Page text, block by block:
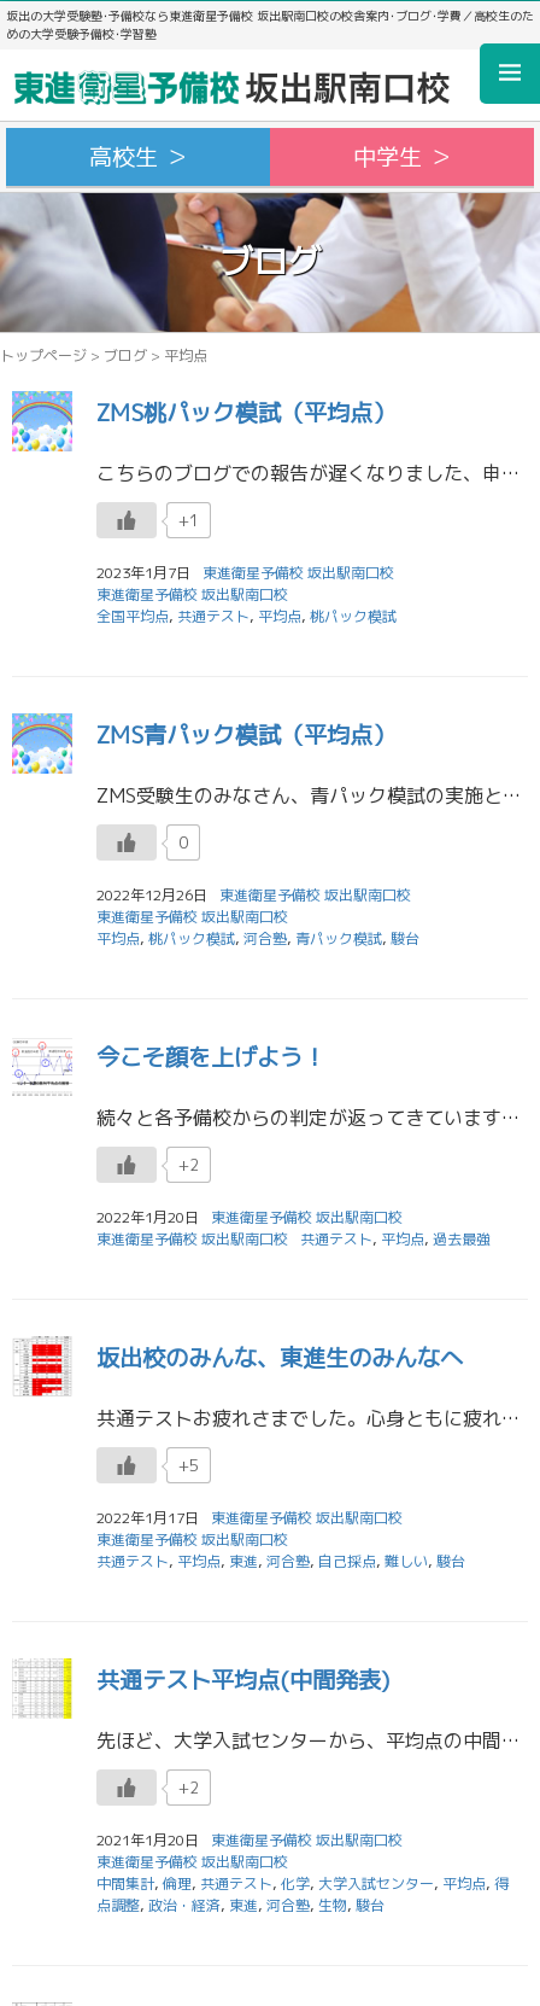
坂出の大学受験塾･予備校なら東進衛星予備校 坂出駅南口校の校舎案内･ブログ･学費／高校生のた
めの大学受験予備校･学習塾
高校生 ＞ 中学生 ＞
ブログ
トップページ > ブログ > 平均点
ZMS桃パック模試（平均点）
こちらのブログでの報告が遅くなりました、申し訳ありません。ZMSで実施した「桃パック模試平均点」です。 Reading ７８．１点 Listening ７１．１点 数学ⅠA ８２．４点 数学ⅡB ６７．０点 国語 １３９ […]
+1
2023年1月7日
東進衛星予備校 坂出駅南口校
東進衛星予備校 坂出駅南口校
全国平均点, 共通テスト, 平均点, 桃パック模試
ZMS青パック模試（平均点）
ZMS受験生のみなさん、青パック模試の実施とご協力ありがとうございました。以下、平均点を公開します。 Reading ６８．６点 Listening ８１．９点 数ⅠA ６２．３点 数ⅡB ６２．７点 国語 １５６．１点 […]
0
2022年12月26日
東進衛星予備校 坂出駅南口校
東進衛星予備校 坂出駅南口校
平均点, 桃パック模試, 河合塾, 青パック模試, 駿台
今こそ顔を上げよう！
続々と各予備校からの判定が返ってきていますね。とは言っても、前回報告したように、地方の点数はまだ集まっていないんですよね。 つまり、比較的平均点が高い都心部を中心とした平均点が公表されて、上グラフ状態です。 形式が変わる […]
+2
2022年1月20日
東進衛星予備校 坂出駅南口校
東進衛星予備校 坂出駅南口校
共通テスト, 平均点, 過去最強
坂出校のみんな、東進生のみんなへ
共通テストお疲れさまでした。心身ともに疲れ切っているだろうから、短くまとめます。 自己採点に嘆く必要はありません。上表の通り、今年の共通テストが難しかったのは明らかで、各予備校が平均点を大きく下げています。 でも、みんな […]
+5
2022年1月17日
東進衛星予備校 坂出駅南口校
東進衛星予備校 坂出駅南口校
共通テスト, 平均点, 東進, 河合塾, 自己採点, 難しい, 駿台
共通テスト平均点(中間発表)
先ほど、大学入試センターから、平均点の中間発表がありました。以前アップした各予備校・塾の予想平均点や昨年度のセンター試験の平均点と比較してみましょう。 得点調整の可能性 上記の表を見ていただいた通り、次の科目間のみ平均点 […]
+2
2021年1月20日
東進衛星予備校 坂出駅南口校
東進衛星予備校 坂出駅南口校
中間集計,倫理, 共通テスト, 化学, 大学入試センター, 平均点, 得
点調整, 政治・経済, 東進, 河合塾, 生物, 駿台